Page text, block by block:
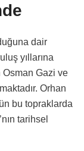
dair
yıllarına
Osman Gazi ve
Orhan
bu topraklarda
tarihsel